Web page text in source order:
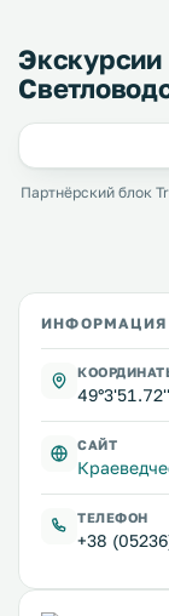
Экскурсии
Партнёрский блок
ИНФОРМАЦИЯ
САЙТ
ТЕЛЕФОН
+38